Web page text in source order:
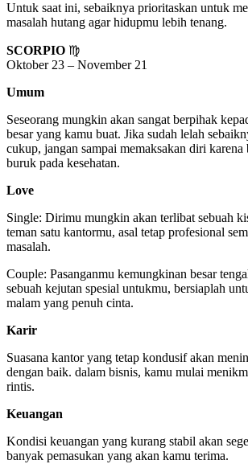
Untuk saat ini, sebaiknya prioritaskan untuk
masalah hutang agar hidupmu lebih tenang.
SCORPIO ♍
Oktober 23 – November 21
Umum
Seseorang mungkin akan sangat berpihak
besar yang kamu buat. Jika sudah lelah
cukup, jangan sampai memaksakan diri karena
buruk pada kesehatan.
Love
Single: Dirimu mungkin akan terlibat sebuah
teman satu kantormu, asal tetap profesional
masalah.
Couple: Pasanganmu kemungkinan besar
sebuah kejutan spesial untukmu, bersiaplah
malam yang penuh cinta.
Karir
Suasana kantor yang tetap kondusif akan
dengan baik. dalam bisnis, kamu mulai
rintis.
Keuangan
Kondisi keuangan yang kurang stabil akan
banyak pemasukan yang akan kamu terima.